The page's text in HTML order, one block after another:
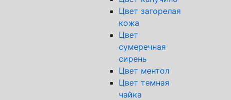
Цвет загорелая
кожа
Цвет
сумеречная
сирень
Цвет ментол
Цвет темная
чайка